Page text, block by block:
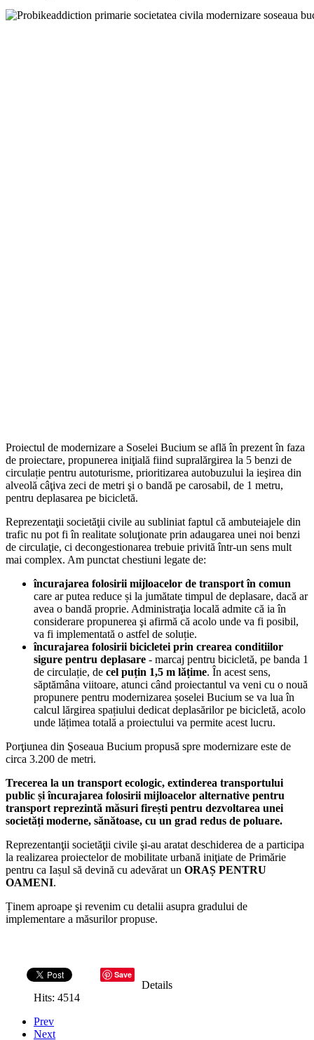
Proiectul de modernizare a Soselei Bucium se află în prezent în faza
de proiectare, propunerea iniţială fiind supralărgirea la 5 benzi de
circulație pentru autoturisme, prioritizarea autobuzului la ieşirea din
alveolă câţiva zeci de metri şi o bandă pe carosabil, de 1 metru,
pentru deplasarea pe bicicletă.
Reprezentaţii societăţii civile au subliniat faptul că ambuteiajele din
trafic nu pot fi în realitate soluţionate prin adaugarea unei noi benzi
de circulaţie, ci decongestionarea trebuie privită într-un sens mult
mai complex. Am punctat chestiuni legate de:
încurajarea folosirii mijloacelor de transport în comun
care ar putea reduce și la jumătate timpul de deplasare, dacă ar
avea o bandă proprie. Administraţia locală admite că ia în
considerare propunerea şi afirmă că acolo unde va fi posibil,
va fi implementată o astfel de soluție.
încurajarea folosirii bicicletei prin crearea conditiilor
sigure pentru deplasare - marcaj pentru bicicletă, pe banda 1
de circulație, de cel puțin 1,5 m lățime. În acest sens,
săptămâna viitoare, atunci când proiectantul va veni cu o nouă
propunere pentru modernizarea șoselei Bucium se va lua în
calcul lărgirea spațiului dedicat deplasărilor pe bicicletă, acolo
unde lățimea totală a proiectului va permite acest lucru.
Porţiunea din Şoseaua Bucium propusă spre modernizare este de
circa 3.200 de metri.
Trecerea la un transport ecologic, extinderea transportului
public și încurajarea folosirii mijloacelor alternative pentru
transport reprezintă măsuri firești pentru dezvoltarea unei
societăți moderne, sănătoase, cu un grad redus de poluare.
Reprezentanţii societăţii civile şi-au aratat deschiderea de a participa
la realizarea proiectelor de mobilitate urbană iniţiate de Primărie
pentru ca Iașul să devină cu adevărat un ORAȘ PENTRU
OAMENI.
Ținem aproape şi revenim cu detalii asupra gradului de
implementare a măsurilor propuse.
Save
Details
Hits: 4514
Prev
Next